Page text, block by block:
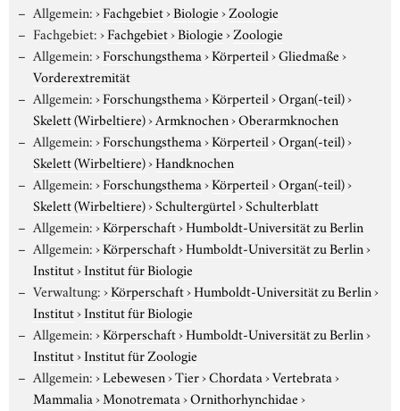
Allgemein:›Fachgebiet›Biologie›Zoologie
Fachgebiet:›Fachgebiet›Biologie›Zoologie
Allgemein:›Forschungsthema›Körperteil›Gliedmaße›
Vorderextremität
Allgemein:›Forschungsthema›Körperteil›Organ(-teil)›
Skelett (Wirbeltiere)›Armknochen›Oberarmknochen
Allgemein:›Forschungsthema›Körperteil›Organ(-teil)›
Skelett (Wirbeltiere)›Handknochen
Allgemein:›Forschungsthema›Körperteil›Organ(-teil)›
Skelett (Wirbeltiere)›Schultergürtel›Schulterblatt
Allgemein:›Körperschaft›Humboldt-Universität zu Berlin
Allgemein:›Körperschaft›Humboldt-Universität zu Berlin›
Institut›Institut für Biologie
Verwaltung:›Körperschaft›Humboldt-Universität zu Berlin›
Institut›Institut für Biologie
Allgemein:›Körperschaft›Humboldt-Universität zu Berlin›
Institut›Institut für Zoologie
Allgemein:›Lebewesen›Tier›Chordata›Vertebrata›
Mammalia›Monotremata›Ornithorhynchidae›